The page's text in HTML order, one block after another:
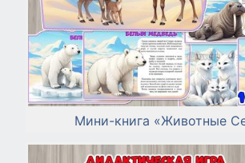
Мини-книга «Животные